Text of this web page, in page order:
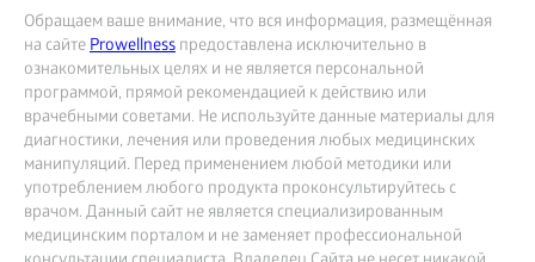
Обращаем ваше внимание, что вся информация, размещённая
на сайтеProwellness предоставлена исключительно в
ознакомительных целях и не является персональной
программой, прямой рекомендацией к действию или
врачебными советами. Не используйте данные материалы для
диагностики, лечения или проведения любых медицинских
манипуляций. Перед применением любой методики или
употреблением любого продукта проконсультируйтесь с
врачом. Данный сайт не является специализированным
медицинским порталом и не заменяет профессиональной